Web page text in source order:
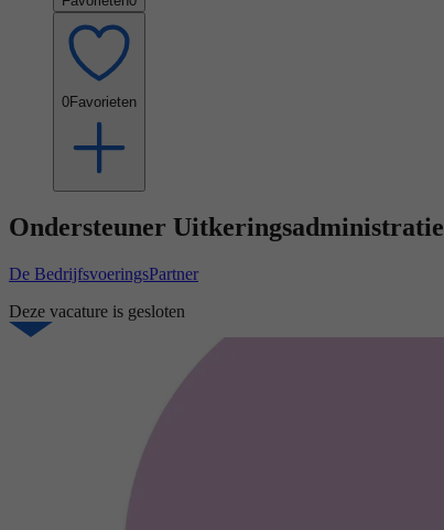
0Favorieten
Ondersteuner Uitkeringsadministratie
De BedrijfsvoeringsPartner
Deze vacature is gesloten